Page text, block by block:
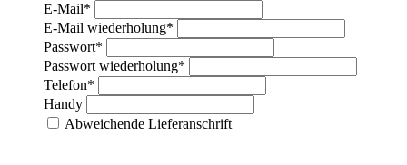
E-Mail*
E-Mail wiederholung*
Passwort*
Passwort wiederholung*
Telefon*
Handy
Abweichende Lieferanschrift